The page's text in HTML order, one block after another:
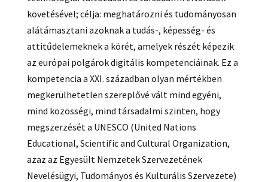
követésével; célja: meghatározni és tudományosan
alátámasztani azoknak a tudás-, képesség- és
attitűdelemeknek a körét, amelyek részét képezik
az európai polgárok digitális kompetenciáinak. Ez a
kompetencia a XXI. században olyan mértékben
megkerülhetetlen szereplővé vált mind egyéni,
mind közösségi, mind társadalmi szinten, hogy
megszerzését a UNESCO (United Nations
Educational, Scientific and Cultural Organization,
azaz az Egyesült Nemzetek Szervezetének
Nevelésügyi, Tudományos és Kulturális Szervezete)